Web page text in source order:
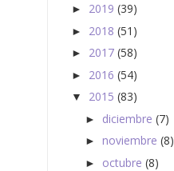
► 2019 (39)
► 2018 (51)
► 2017 (58)
► 2016 (54)
▼ 2015 (83)
► diciembre (7)
► noviembre (8)
► octubre (8)